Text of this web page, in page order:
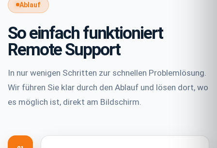
Ablauf
So einfach funktioniert
Remote Support
In nur wenigen Schritten zur schnellen Problemlösung.
Wir führen Sie klar durch den Ablauf und lösen dort, wo
es möglich ist, direkt am Bildschirm.